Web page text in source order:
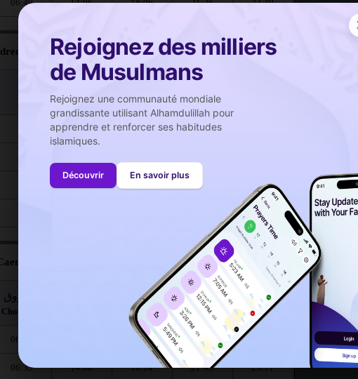
Rejoignez des milliers
de Musulmans
Rejoignez une communauté mondiale
grandissante utilisant Alhamdulillah pour
apprendre et renforcer ses habitudes
islamiques.
Découvrir En savoir plus
06:49 14:06 18:06 21:26 22:49
à Caen :
Prière du vendredi
14:07
pour le mois de August :
الشروق
Chourouq
العصر
Asr
المغرب
Maghrib
العشاء
Isha
06:34 18:14 21:44
06:35 14:08 18:14 21:43 23:11